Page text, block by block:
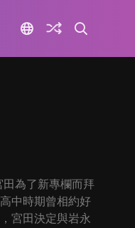
為了新專欄而拜
中時期曾相約好
宮田決定與岩永